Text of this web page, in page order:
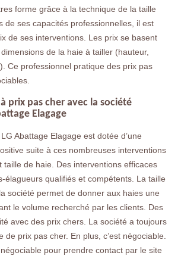
forme grâce à la technique de la taille
de ses capacités professionnelles, il est
de ses interventions. Les prix se basent
de la haie à tailler (hauteur,
Ce professionnel pratique des prix pas
prix pas cher avec la société
Elagage
Abattage Elagage est dotée d’une
suite à ces nombreuses interventions
taille de haie. Des interventions efficaces
élagueurs qualifiés et compétents. La taille
société permet de donner aux haies une
le volume recherché par les clients. Des
avec des prix chers. La société a toujours
de prix pas cher. En plus, c’est négociable.
pour prendre contact par le site